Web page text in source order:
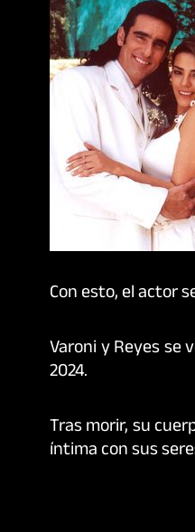
Con esto, el actor
Varoni y Reyes se
2024.
Tras morir, su
íntima con sus